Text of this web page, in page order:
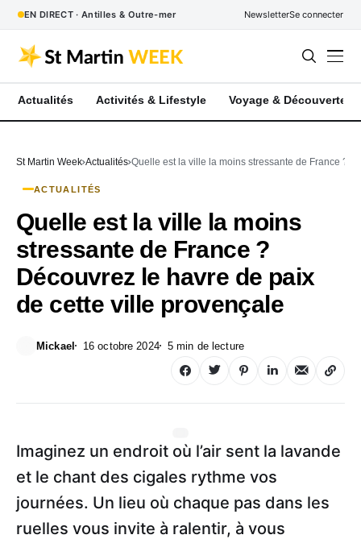
EN DIRECT · Antilles & Outre-mer NewsletterSe connecter
Actualités Activités & Lifestyle Voyage & Découverte
St Martin Week Actualités Quelle est la ville la moins stressante de France ?
ACTUALITÉS
Quelle est la ville la moins
stressante de France ?
Découvrez le havre de paix
de cette ville provençale
Mickael 16 octobre 2024 5 min de lecture
Imaginez un endroit où l’air sent la lavande
et le chant des cigales rythme vos
journées. Un lieu où chaque pas dans les
ruelles vous invite à ralentir, à vous